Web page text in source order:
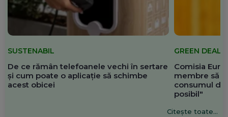
SUSTENABIL
De ce rămân telefoanele vechi în sertare
și cum poate o aplicație să schimbe
acest obicei
GREEN DEAL
Comisia
membre să
consumul de
posibil"
Citește toate...